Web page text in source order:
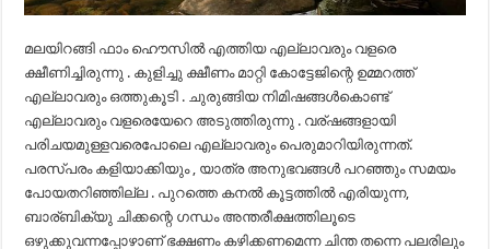
മലയിറങ്ങി ഫാം ഹൌസിൽ എത്തിയ എല്ലാവരും വളരെ
ക്ഷീണിച്ചിരുന്നു . കുളിച്ചു ക്ഷീണം മാറ്റി കോട്ടേജിന്റെ ഉമ്മറത്ത്
എല്ലാവരും ഒത്തുകൂടി . ചുരുങ്ങിയ നിമിഷങ്ങൾകൊണ്ട്
എല്ലാവരും വളരെയേറെ അടുത്തിരുന്നു . വര്ഷങ്ങളായി
പരിചയമുള്ളവരെപോലെ എല്ലാവരും പെരുമാറിയിരുന്നത്.
പരസ്പരം കളിയാക്കിയും , യാത്ര അനുഭവങ്ങൾ പറഞ്ഞും സമയം
പോയതറിഞ്ഞില്ല . പുറത്തെ കനൽ കൂട്ടത്തിൽ എരിയുന്ന,
ബാര്ബിക്യു ചിക്കന്റെ ഗന്ധം അന്തരീക്ഷത്തിലൂടെ
ഒഴുക്കുവന്നപ്പോഴാണ് ഭക്ഷണം കഴിക്കണമെന്ന ചിന്ത തന്നെ പലരിലും